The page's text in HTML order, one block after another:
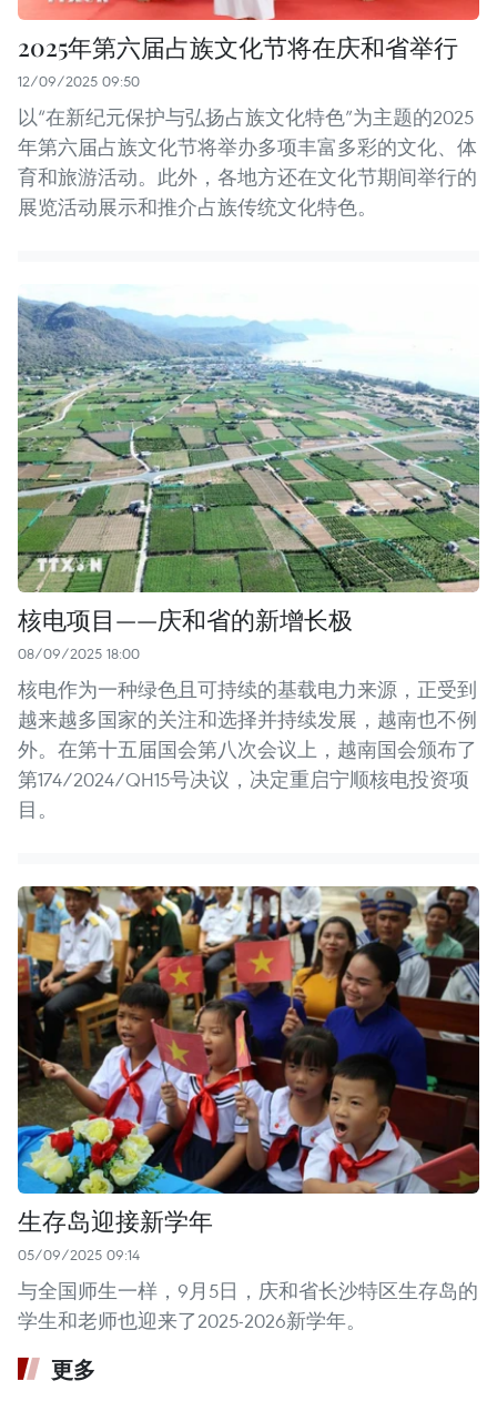
2025年第六届占族文化节将在庆和省举行
12/09/2025 09:50
以“在新纪元保护与弘扬占族文化特色”为主题的2025
年第六届占族文化节将举办多项丰富多彩的文化、体
育和旅游活动。此外，各地方还在文化节期间举行的
展览活动展示和推介占族传统文化特色。
核电项目——庆和省的新增长极
08/09/2025 18:00
核电作为一种绿色且可持续的基载电力来源，正受到
越来越多国家的关注和选择并持续发展，越南也不例
外。在第十五届国会第八次会议上，越南国会颁布了
第174/2024/QH15号决议，决定重启宁顺核电投资项
目。
生存岛迎接新学年
05/09/2025 09:14
与全国师生一样，9月5日，庆和省长沙特区生存岛的
学生和老师也迎来了2025-2026新学年。
更多